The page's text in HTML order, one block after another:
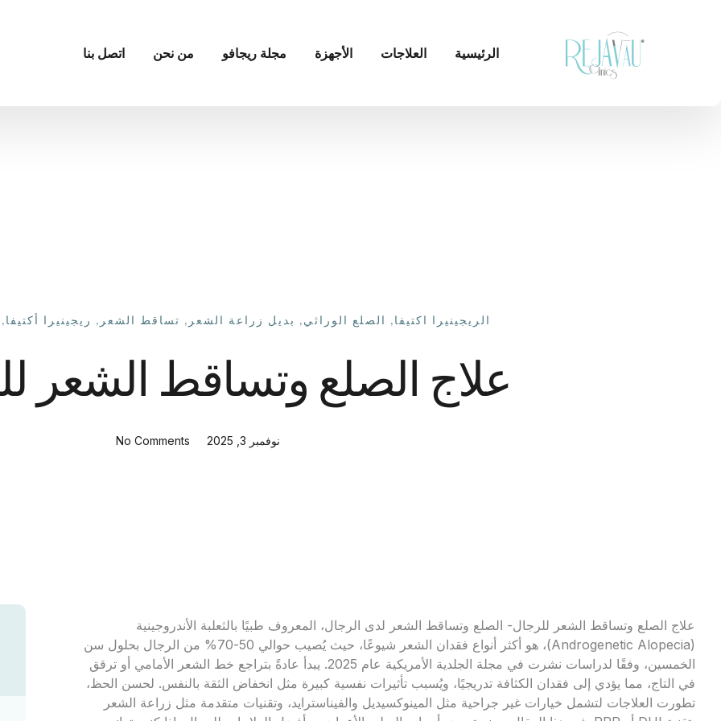
الرئيسية العلاجات الأجهزة مجلة ريجافو من نحن اتصل بنا
الريجينيرا اكتيفا, الصلع الوراثي, بديل زراعة الشعر , تساقط الشعر , ريجينيرا أكتيفا
علاج الصلع وتساقط الشعر
نوفمبر 3, 2025 No Comments
علاج الصلع وتساقط الشعر للرجال- الصلع وتساقط الشعر لدى الرجال، المعروف طبيًا بالثعلبة الأندروجينية
(Androgenetic Alopecia)، هو أكثر أنواع فقدان الشعر شيوعًا، حيث يُصيب حوالي 50-70% من الرجال بحلول سن
الخمسين، وفقًا لدراسات نشرت في مجلة الجلدية الأمريكية عام 2025. يبدأ عادةً بتراجع خط الشعر الأمامي أو ترقق
في التاج، مما يؤدي إلى فقدان الكثافة تدريجيًا، ويُسبب تأثيرات نفسية كبيرة مثل انخفاض الثقة بالنفس. لحسن الحظ،
تطورت العلاجات لتشمل خيارات غير جراحية مثل المينوكسيديل والفيناسترايد، وتقنيات متقدمة مثل زراعة الشعر